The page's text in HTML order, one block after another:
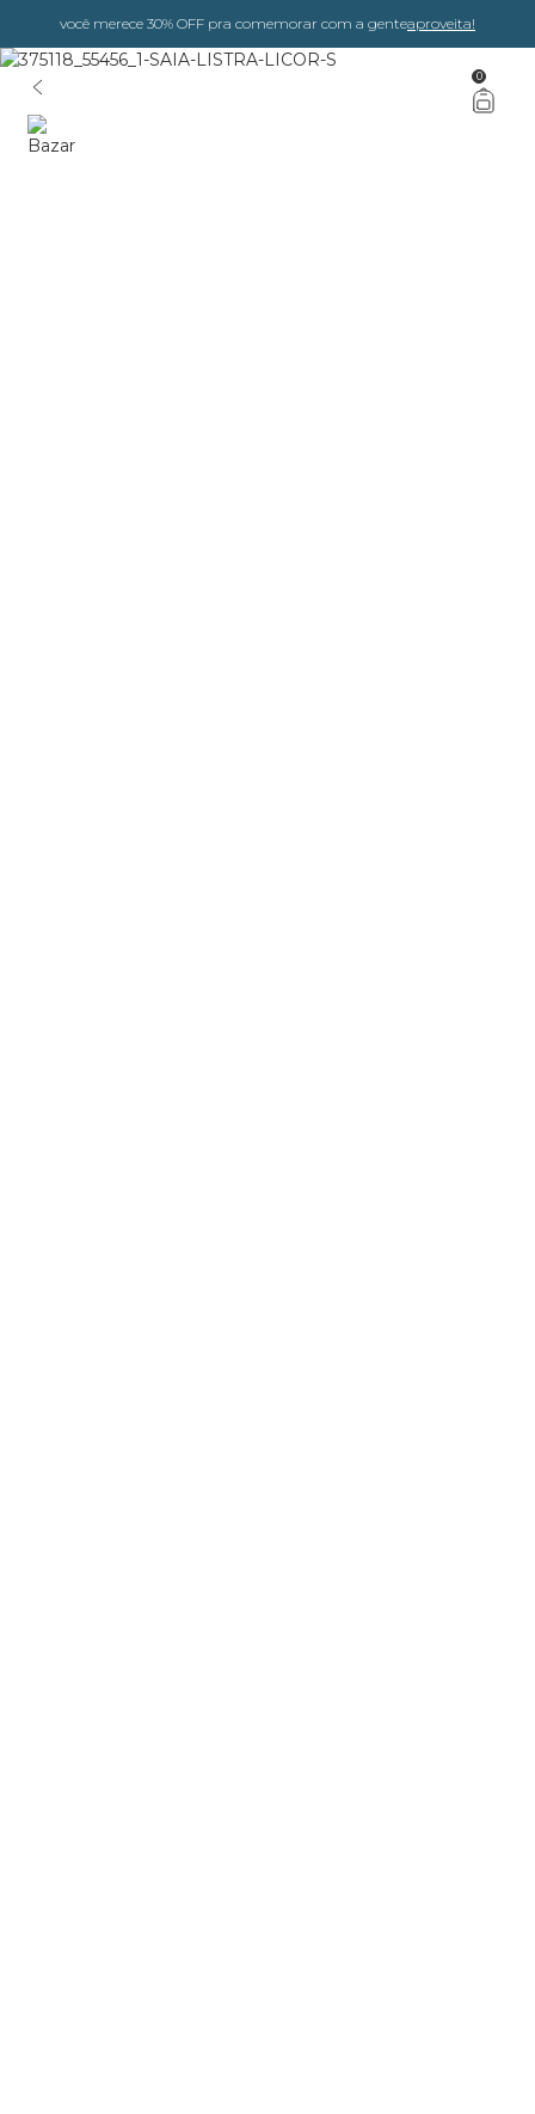
você merece 30% OFF pra comemorar com a genteaproveita!
0